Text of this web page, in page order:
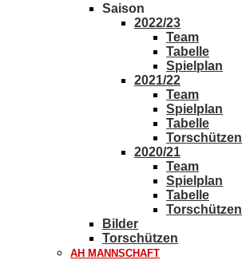
Saison
2022/23
Team
Tabelle
Spielplan
2021/22
Team
Spielplan
Tabelle
Torschützen
2020/21
Team
Spielplan
Tabelle
Torschützen
Bilder
Torschützen
AH MANNSCHAFT